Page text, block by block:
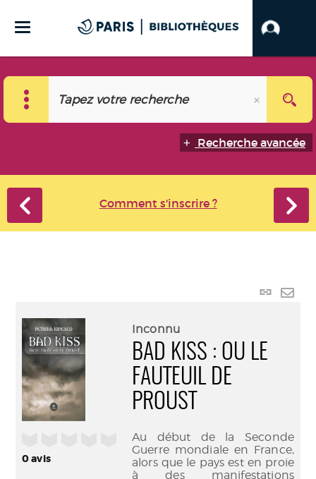
Recherche avancée
Comment s'inscrire ?
Lien
0avis
Inconnu
BAD KISS : OU LE
FAUTEUIL DE
PROUST
Au début de la Seconde
Guerre mondiale en France,
alors que le pays est en proie
à des manifestations